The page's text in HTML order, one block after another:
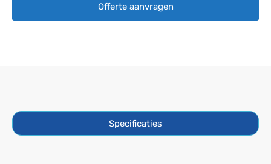
Offerte aanvragen
Specificaties